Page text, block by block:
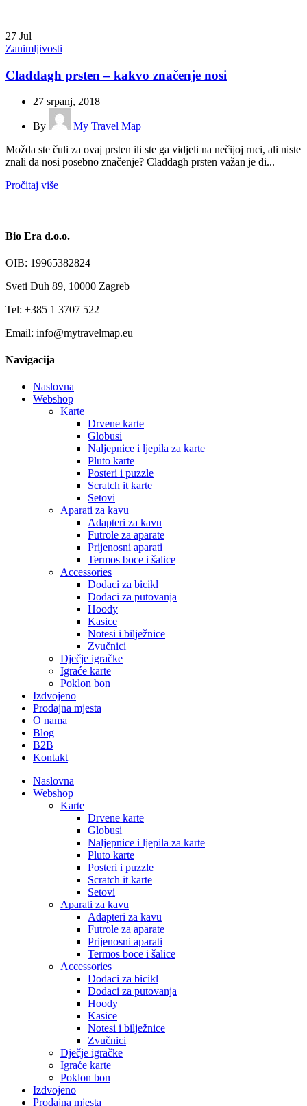
27 Jul
Zanimljivosti
Claddagh prsten – kakvo značenje nosi
27 srpanj, 2018
By
My Travel Map
Možda ste čuli za ovaj prsten ili ste ga vidjeli na nečijoj ruci, ali niste
znali da nosi posebno značenje? Claddagh prsten važan je di...
Pročitaj više
Bio Era d.o.o.
OIB: 19965382824
Sveti Duh 89, 10000 Zagreb
Tel: +385 1 3707 522
Email: info@mytravelmap.eu
Navigacija
Naslovna
Webshop
Karte
Drvene karte
Globusi
Naljepnice i ljepila za karte
Pluto karte
Posteri i puzzle
Scratch it karte
Setovi
Aparati za kavu
Adapteri za kavu
Futrole za aparate
Prijenosni aparati
Termos boce i šalice
Accessories
Dodaci za bicikl
Dodaci za putovanja
Hoody
Kasice
Notesi i bilježnice
Zvučnici
Dječje igračke
Igraće karte
Poklon bon
Izdvojeno
Prodajna mjesta
O nama
Blog
B2B
Kontakt
Naslovna
Webshop
Karte
Drvene karte
Globusi
Naljepnice i ljepila za karte
Pluto karte
Posteri i puzzle
Scratch it karte
Setovi
Aparati za kavu
Adapteri za kavu
Futrole za aparate
Prijenosni aparati
Termos boce i šalice
Accessories
Dodaci za bicikl
Dodaci za putovanja
Hoody
Kasice
Notesi i bilježnice
Zvučnici
Dječje igračke
Igraće karte
Poklon bon
Izdvojeno
Prodajna mjesta